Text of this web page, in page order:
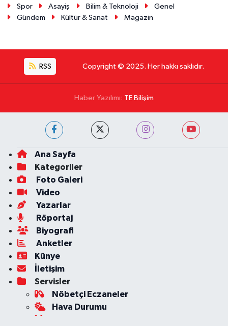
Spor
Asayiş Bilim & Teknoloji
Genel
Gündem
Kültür & Sanat Magazin
RSS Copyright © 2025. Her hakkı saklıdır.
Haber Yazılımı: TE Bilişim
Ana Sayfa
Kategoriler
Foto Galeri
Video
Yazarlar
Röportaj
Biyografi
Anketler
Künye
İletişim
Servisler
Nöbetçi Eczaneler
Hava Durumu